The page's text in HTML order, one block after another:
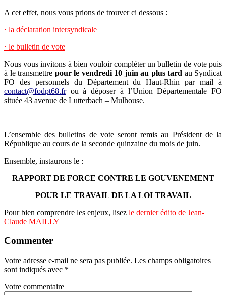
A cet effet, nous vous prions de trouver ci dessous :
· la déclaration intersyndicale
· le bulletin de vote
Nous vous invitons à bien vouloir compléter un bulletin de vote puis
à le transmettre pour le vendredi 10 juin au plus tard au Syndicat
FO des personnels du Département du Haut-Rhin par mail à
contact@fodpt68.frou à déposer à l’Union Départementale FO
située 43 avenue de Lutterbach – Mulhouse.
L’ensemble des bulletins de vote seront remis au Président de la
République au cours de la seconde quinzaine du mois de juin.
Ensemble, instaurons le :
RAPPORT DE FORCE CONTRE LE GOUVENEMENT
POUR LE TRAVAIL DE LA LOI TRAVAIL
Pour bien comprendre les enjeux, lisez le dernier édito de Jean-
Claude MAILLY
Commenter
Votre adresse e-mail ne sera pas publiée. Les champs obligatoires
sont indiqués avec *
Votre commentaire